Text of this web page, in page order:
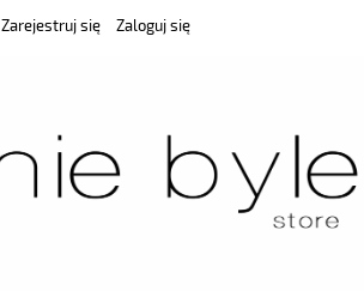
Zarejestruj się Zaloguj się